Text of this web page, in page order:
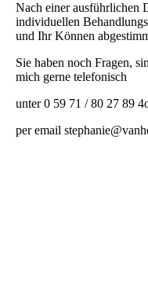
Nach einer ausführlichen
individuellen
und Ihr Können
Sie haben noch Fragen,
mich gerne telefonisch
unter 0 59 71 / 80 27 89
per email